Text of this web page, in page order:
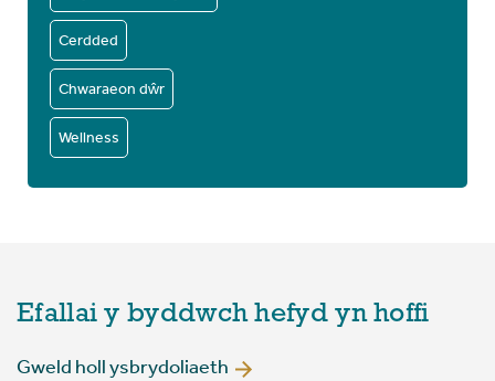
Cerdded
Chwaraeon dŵr
Wellness
Efallai y byddwch hefyd yn hoffi
Gweld holl ysbrydoliaeth